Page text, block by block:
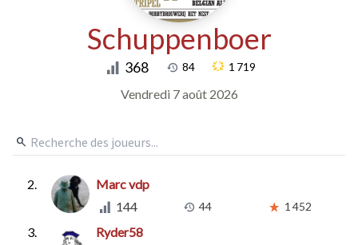
Schuppenboer
368 84 1 719
Vendredi 7 août 2026
2.
Marc vdp
144
44 1 452
3.
Ryder58